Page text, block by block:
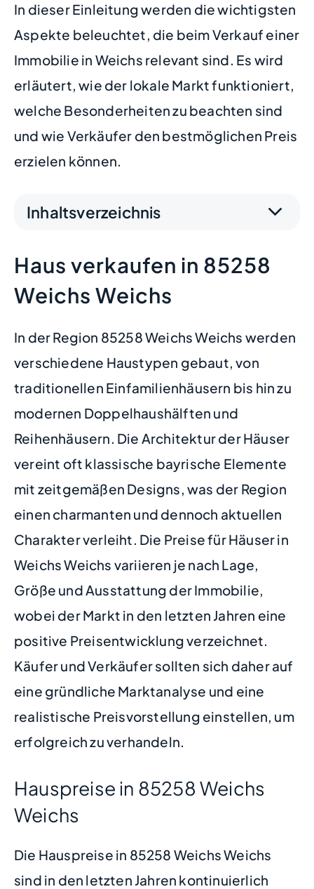
In dieser Einleitung werden die wichtigsten
Aspekte beleuchtet, die beim Verkauf einer
Immobilie in Weichs relevant sind. Es wird
erläutert, wie der lokale Markt funktioniert,
welche Besonderheiten zu beachten sind
und wie Verkäufer den bestmöglichen Preis
erzielen können.
Inhaltsverzeichnis
Haus verkaufen in 85258
Weichs Weichs
In der Region 85258 Weichs Weichs werden
verschiedene Haustypen gebaut, von
traditionellen Einfamilienhäusern bis hin zu
modernen Doppelhaushälften und
Reihenhäusern. Die Architektur der Häuser
vereint oft klassische bayrische Elemente
mit zeitgemäßen Designs, was der Region
einen charmanten und dennoch aktuellen
Charakter verleiht. Die Preise für Häuser in
Weichs Weichs variieren je nach Lage,
Größe und Ausstattung der Immobilie,
wobei der Markt in den letzten Jahren eine
positive Preisentwicklung verzeichnet.
Käufer und Verkäufer sollten sich daher auf
eine gründliche Marktanalyse und eine
realistische Preisvorstellung einstellen, um
erfolgreich zu verhandeln.
Hauspreise in 85258 Weichs
Weichs
Die Hauspreise in 85258 Weichs Weichs
sind in den letzten Jahren kontinuierlich